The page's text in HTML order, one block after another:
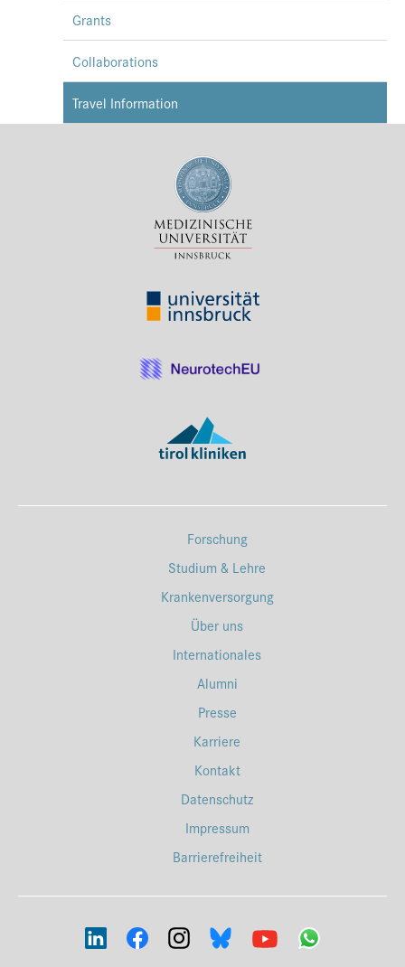
Grants
Collaborations
Travel Information
Forschung
Studium & Lehre
Krankenversorgung
Über uns
Internationales
Alumni
Presse
Karriere
Kontakt
Datenschutz
Impressum
Barrierefreiheit